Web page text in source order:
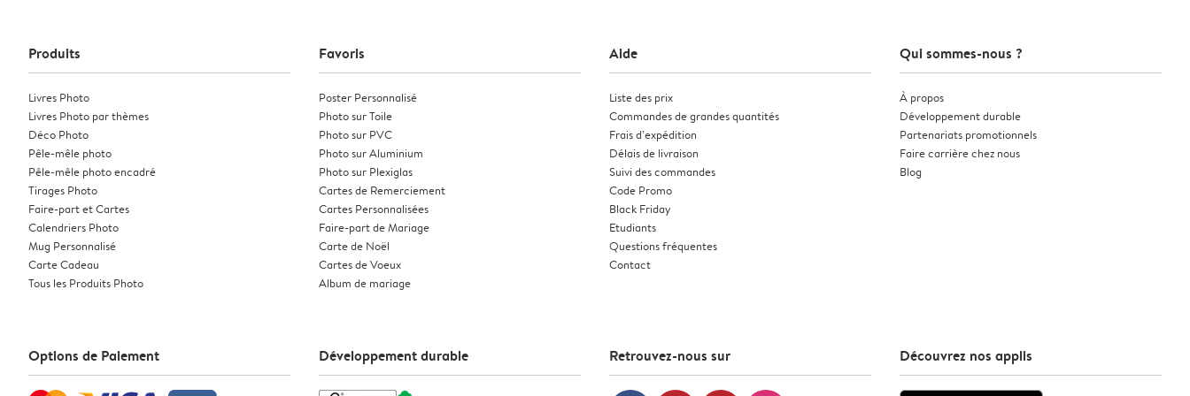
Produits
Livres Photo
Livres Photo par thèmes
Déco Photo
Pêle-mêle photo
Pêle-mêle photo encadré
Tirages Photo
Faire-part et Cartes
Calendriers Photo
Mug Personnalisé
Carte Cadeau
Tous les Produits Photo
Favoris
Poster Personnalisé
Photo sur Toile
Photo sur PVC
Photo sur Aluminium
Photo sur Plexiglas
Cartes de Remerciement
Cartes Personnalisées
Faire-part de Mariage
Carte de Noël
Cartes de Voeux
Album de mariage
Aide
Liste des prix
Commandes de grandes quantités
Frais d’expédition
Délais de livraison
Suivi des commandes
Code Promo
Black Friday
Etudiants
Questions fréquentes
Contact
Qui sommes-nous ?
À propos
Développement durable
Partenariats promotionnels
Faire carrière chez nous
Blog
Options de Paiement Développement durable Retrouvez-nous sur Découvrez nos applis